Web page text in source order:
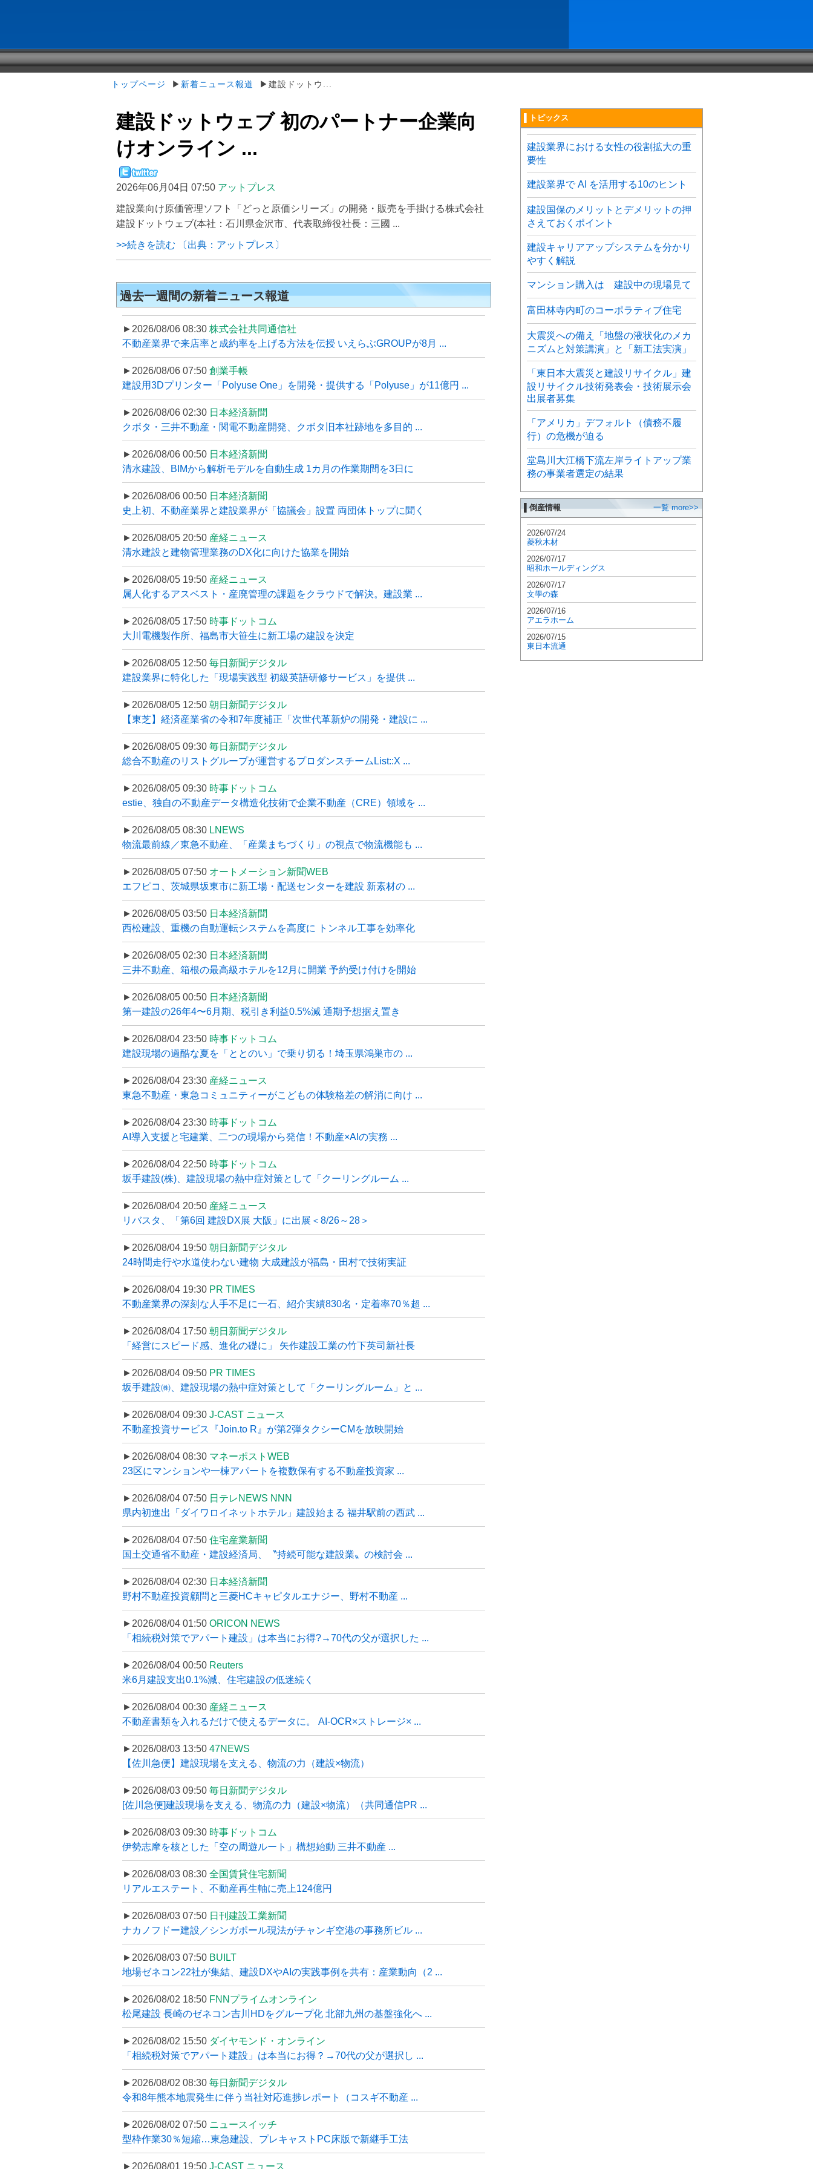
トップページ ▶ 新着ニュース報道 ▶建設ドットウ...
建設ドットウェブ 初のパートナー企業向
けオンライン ...
2026年06月04日 07:50 アットプレス
建設業向け原価管理ソフト「どっと原価シリーズ」の開発・販売を手掛ける株式会社
建設ドットウェブ(本社：石川県金沢市、代表取締役社長：三國 ...
>>続きを読む 〔出典：アットプレス〕
過去一週間の新着ニュース報道
►2026/08/06 08:30 株式会社共同通信社
不動産業界で来店率と成約率を上げる方法を伝授 いえらぶGROUPが8月 ...
►2026/08/06 07:50 創業手帳
建設用3Dプリンター「Polyuse One」を開発・提供する「Polyuse」が11億円 ...
►2026/08/06 02:30 日本経済新聞
クボタ・三井不動産・関電不動産開発、クボタ旧本社跡地を多目的 ...
►2026/08/06 00:50 日本経済新聞
清水建設、BIMから解析モデルを自動生成 1カ月の作業期間を3日に
►2026/08/06 00:50 日本経済新聞
史上初、不動産業界と建設業界が「協議会」設置 両団体トップに聞く
►2026/08/05 20:50 産経ニュース
清水建設と建物管理業務のDX化に向けた協業を開始
►2026/08/05 19:50 産経ニュース
属人化するアスベスト・産廃管理の課題をクラウドで解決。建設業 ...
►2026/08/05 17:50 時事ドットコム
大川電機製作所、福島市大笹生に新工場の建設を決定
►2026/08/05 12:50 毎日新聞デジタル
建設業界に特化した「現場実践型 初級英語研修サービス」を提供 ...
►2026/08/05 12:50 朝日新聞デジタル
【東芝】経済産業省の令和7年度補正「次世代革新炉の開発・建設に ...
►2026/08/05 09:30 毎日新聞デジタル
総合不動産のリストグループが運営するプロダンスチームList::X ...
►2026/08/05 09:30 時事ドットコム
estie、独自の不動産データ構造化技術で企業不動産（CRE）領域を ...
►2026/08/05 08:30 LNEWS
物流最前線／東急不動産、「産業まちづくり」の視点で物流機能も ...
►2026/08/05 07:50 オートメーション新聞WEB
エフピコ、茨城県坂東市に新工場・配送センターを建設 新素材の ...
►2026/08/05 03:50 日本経済新聞
西松建設、重機の自動運転システムを高度に トンネル工事を効率化
►2026/08/05 02:30 日本経済新聞
三井不動産、箱根の最高級ホテルを12月に開業 予約受け付けを開始
►2026/08/05 00:50 日本経済新聞
第一建設の26年4〜6月期、税引き利益0.5%減 通期予想据え置き
►2026/08/04 23:50 時事ドットコム
建設現場の過酷な夏を「ととのい」で乗り切る！埼玉県鴻巣市の ...
►2026/08/04 23:30 産経ニュース
東急不動産・東急コミュニティーがこどもの体験格差の解消に向け ...
►2026/08/04 23:30 時事ドットコム
AI導入支援と宅建業、二つの現場から発信！不動産×AIの実務 ...
►2026/08/04 22:50 時事ドットコム
坂手建設(株)、建設現場の熱中症対策として「クーリングルーム ...
►2026/08/04 20:50 産経ニュース
リバスタ、「第6回 建設DX展 大阪」に出展＜8/26～28＞
►2026/08/04 19:50 朝日新聞デジタル
24時間走行や水道使わない建物 大成建設が福島・田村で技術実証
►2026/08/04 19:30 PR TIMES
不動産業界の深刻な人手不足に一石、紹介実績830名・定着率70％超 ...
►2026/08/04 17:50 朝日新聞デジタル
「経営にスピード感、進化の礎に」 矢作建設工業の竹下英司新社長
►2026/08/04 09:50 PR TIMES
坂手建設㈱、建設現場の熱中症対策として「クーリングルーム」と ...
►2026/08/04 09:30 J-CAST ニュース
不動産投資サービス『Join.to R』が第2弾タクシーCMを放映開始
►2026/08/04 08:30 マネーポストWEB
23区にマンションや一棟アパートを複数保有する不動産投資家 ...
►2026/08/04 07:50 日テレNEWS NNN
県内初進出「ダイワロイネットホテル」建設始まる 福井駅前の西武 ...
►2026/08/04 07:50 住宅産業新聞
国土交通省不動産・建設経済局、〝持続可能な建設業〟の検討会 ...
►2026/08/04 02:30 日本経済新聞
野村不動産投資顧問と三菱HCキャピタルエナジー、野村不動産 ...
►2026/08/04 01:50 ORICON NEWS
「相続税対策でアパート建設」は本当にお得?→70代の父が選択した ...
►2026/08/04 00:50 Reuters
米6月建設支出0.1%減、住宅建設の低迷続く
►2026/08/04 00:30 産経ニュース
不動産書類を入れるだけで使えるデータに。 AI-OCR×ストレージ× ...
►2026/08/03 13:50 47NEWS
【佐川急便】建設現場を支える、物流の力（建設×物流）
►2026/08/03 09:50 毎日新聞デジタル
[佐川急便]建設現場を支える、物流の力（建設×物流）（共同通信PR ...
►2026/08/03 09:30 時事ドットコム
伊勢志摩を核とした「空の周遊ルート」構想始動 三井不動産 ...
►2026/08/03 08:30 全国賃貸住宅新聞
リアルエステート、不動産再生軸に売上124億円
►2026/08/03 07:50 日刊建設工業新聞
ナカノフドー建設／シンガポール現法がチャンギ空港の事務所ビル ...
►2026/08/03 07:50 BUILT
地場ゼネコン22社が集結、建設DXやAIの実践事例を共有：産業動向（2 ...
►2026/08/02 18:50 FNNプライムオンライン
松尾建設 長崎のゼネコン吉川HDをグループ化 北部九州の基盤強化へ ...
►2026/08/02 15:50 ダイヤモンド・オンライン
「相続税対策でアパート建設」は本当にお得？→70代の父が選択し ...
►2026/08/02 08:30 毎日新聞デジタル
令和8年熊本地震発生に伴う当社対応進捗レポート（コスギ不動産 ...
►2026/08/02 07:50 ニュースイッチ
型枠作業30％短縮…東急建設、プレキャストPC床版で新継手工法
►2026/08/01 19:50 J-CAST ニュース
▌トピックス
建設業界における女性の役割拡大の重
要性
建設業界で AI を活用する10のヒント
建設国保のメリットとデメリットの押
さえておくポイント
建設キャリアアップシステムを分かり
やすく解説
マンション購入は 建設中の現場見て
富田林寺内町のコーポラティブ住宅
大震災への備え「地盤の液状化のメカ
ニズムと対策講演」と「新工法実演」
「東日本大震災と建設リサイクル」建
設リサイクル技術発表会・技術展示会
出展者募集
「アメリカ」デフォルト（債務不履
行）の危機が迫る
堂島川大江橋下流左岸ライトアップ業
務の事業者選定の結果
▌倒産情報 一覧 more>>
2026/07/24
菱秋木材
2026/07/17
昭和ホールディングス
2026/07/17
文學の森
2026/07/16
アエラホーム
2026/07/15
東日本流通